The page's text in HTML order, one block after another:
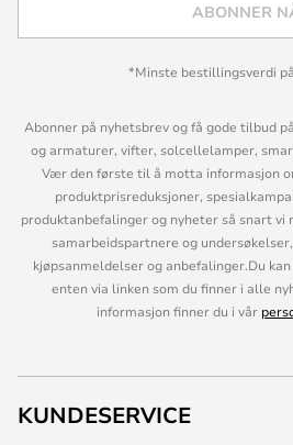
ABONNER
*Minste bestillingsverdi
Abonner på nyhetsbrev og få gode tilbud
og armaturer, vifter, solcellelamper,
Vær den første til å motta informasjon
produktprisreduksjoner,
produktanbefalinger og nyheter så snart
samarbeidspartnere og
kjøpsanmeldelser og anbefalinger.Du
enten via linken som du finner i alle
informasjon finner du i vår
KUNDESERVICE